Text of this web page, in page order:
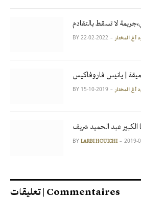
لا تسقط بالتقادم
BY أغ المختار 2022-02-22
| يانيس فاروفاكيس
BY أغ المختار 2019-10-15
الكبير عبد الحميد شريف
BY LARBI HOUICHI 2019-
تعليقات | Commentaires